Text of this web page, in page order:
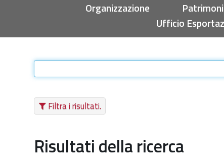
Organizzazione
Ufficio
Filtra i risultati.
Risultati della ricerca